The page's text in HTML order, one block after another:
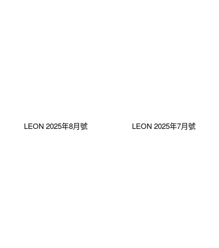
LEON 2025年8月號 LEON 2025年7月號